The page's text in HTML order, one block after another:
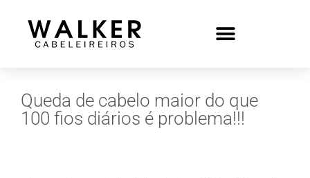
Queda de cabelo maior do que
100 fios diários é problema!!!